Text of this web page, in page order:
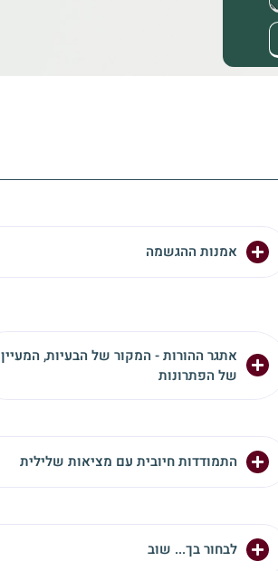
אמנות ההגשמה
אתגר ההורות - המקור של הבעיות, המעיין
של הפתרונות
התמודדות חיובית עם מציאות שלילית
לבחור בך... שוב